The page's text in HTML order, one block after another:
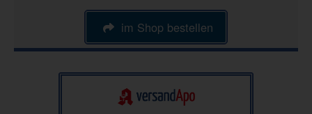
im Shop bestellen